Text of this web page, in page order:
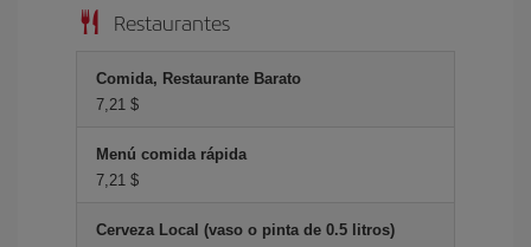
Restaurantes
Comida, Restaurante Barato
7,21 $
Menú comida rápida
7,21 $
Cerveza Local (vaso o pinta de 0.5 litros)